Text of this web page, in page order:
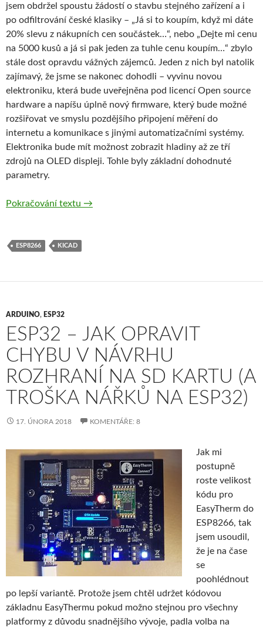
jsem obdržel spoustu žádostí o stavbu stejného zařízení a i
po odfiltrování české klasiky – „Já si to koupím, když mi dáte
20% slevu z nákupních cen součástek…“, nebo „Dejte mi cenu
na 5000 kusů a já si pak jeden za tuhle cenu koupím…“ zbylo
stále dost opravdu vážných zájemců. Jeden z nich byl natolik
zajímavý, že jsme se nakonec dohodli – vyvinu novou
elektroniku, která bude uveřejněna pod licencí Open source
hardware a napíšu úplně nový firmware, který bude možné
rozšiřovat ve smyslu pozdějšího připojení měření do
internetu a komunikace s jinými automatizačními systémy.
Elektronika bude mít možnost zobrazit hladiny až ze tří
zdrojů na OLED displeji. Tohle byly základní dohodnuté
parametry.
Pokračování textu Měření výšky hladiny II – „Do it like a Pro…“
→
ESP8266 KICAD
ARDUINO, ESP32
ESP32 – JAK OPRAVIT
CHYBU V NÁVRHU
ROZHRANÍ NA SD KARTU (A
TROŠKA NÁŘKŮ NA ESP32)
17. ÚNORA 2018 KOMENTÁŘE: 8
Jak mi
postupně
roste velikost
kódu pro
EasyTherm do
ESP8266, tak
jsem usoudil,
že je na čase
se
poohlédnout
po lepší variantě. Protože jsem chtěl udržet kódovou
základnu EasyThermu pokud možno stejnou pro všechny
platformy z důvodu snadnějšího vývoje, padla volba na